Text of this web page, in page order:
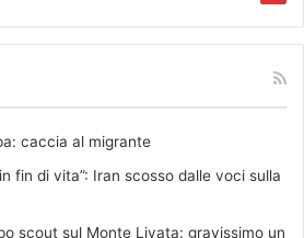
caccia al migrante
fin di vita”: Iran scosso dalle voci sulla
scout sul Monte Livata: gravissimo un